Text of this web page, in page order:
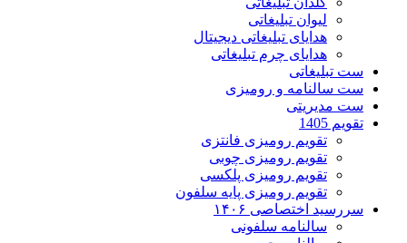
لیوان تبلیغاتی
هدایای تبلیغاتی دیجیتال
هدایای چرم تبلیغاتی
ست تبلیغاتی
ست سالنامه و رومیزی
ست مدیریتی
تقویم 1405
تقویم رومیزی فانتزی
تقویم رومیزی چوبی
تقویم رومیزی پلکسی
تقویم رومیزی پایه سلفون
سررسید اختصاصی ۱۴۰۶
سالنامه سلفونی